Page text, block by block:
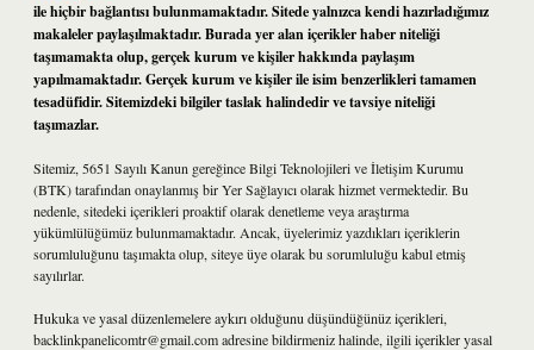
ile hiçbir bağlantısı bulunmamaktadır. Sitede yalnızca kendi hazırladığımız
makaleler paylaşılmaktadır. Burada yer alan içerikler haber niteliği
taşımamakta olup, gerçek kurum ve kişiler hakkında paylaşım
yapılmamaktadır. Gerçek kurum ve kişiler ile isim benzerlikleri tamamen
tesadüfidir. Sitemizdeki bilgiler taslak halindedir ve tavsiye niteliği
taşımazlar.
Sitemiz, 5651 Sayılı Kanun gereğince Bilgi Teknolojileri ve İletişim Kurumu
(BTK) tarafından onaylanmış bir Yer Sağlayıcı olarak hizmet vermektedir. Bu
nedenle, sitedeki içerikleri proaktif olarak denetleme veya araştırma
yükümlülüğümüz bulunmamaktadır. Ancak, üyelerimiz yazdıkları içeriklerin
sorumluluğunu taşımakta olup, siteye üye olarak bu sorumluluğu kabul etmiş
sayılırlar.
Hukuka ve yasal düzenlemelere aykırı olduğunu düşündüğünüz içerikleri,
backlinkpanelicomtr@gmail.comadresine bildirmeniz halinde, ilgili içerikler yasal